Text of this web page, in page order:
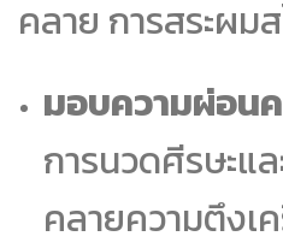
คลาย การสระผม
มอบความผ่อน
การนวดศีรษะแ
คลายความตึงเ